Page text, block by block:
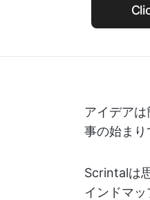
アイデア
事の始まり
Scrintalは
インドマ